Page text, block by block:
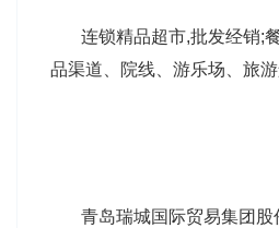
连锁精品超市,批发经销;
品渠道、院线、游乐场、旅
青岛瑞城国际贸易集团股